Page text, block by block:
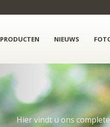
PRODUCTEN NIEUWS
Hier vindt u ons